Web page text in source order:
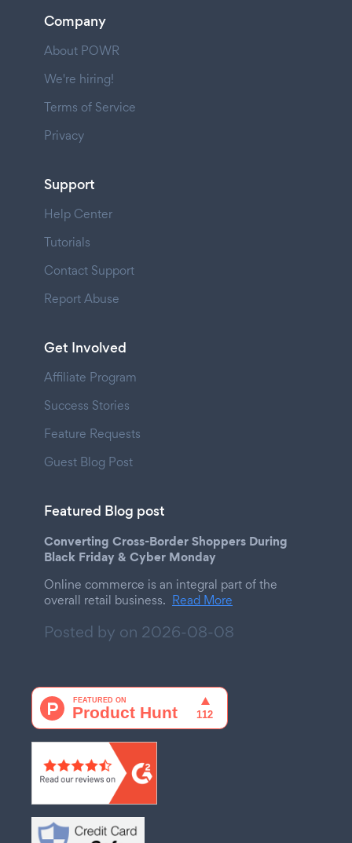
Company
About POWR
We're hiring!
Terms of Service
Privacy
Support
Help Center
Tutorials
Contact Support
Report Abuse
Get Involved
Affiliate Program
Success Stories
Feature Requests
Guest Blog Post
Featured Blog post
Converting Cross-Border Shoppers During
Black Friday & Cyber Monday
Online commerce is an integral part of the
overall retail business. Read More
Posted by on 2026-08-08